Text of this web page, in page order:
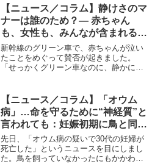
載）という記事を読みました。この...
【ニュース／コラム】静けさのマ
ナーは誰のため？― 赤ちゃん
も、女性も、みんなが含まれる社
会へ ―
新幹線のグリーン車で、赤ちゃんが泣い
たことをめぐって賛否が起きました。
「せっかくグリーン車なのに、静かに過
な言い方は冷たい」という声もありま
す。私はこの議論を見ていて、...
【ニュース／コラム】「オウム
病」…命を守るために“神経質”と
言われても：妊娠初期に鳥と同席
を避けた私の話
先日、「オウム病の疑いで30代の妊婦が
死亡した」というニュースを目にしまし
た。鳥を飼っていなかったにもかかわら